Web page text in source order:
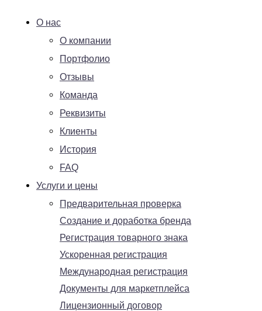
О нас
О компании
Портфолио
Отзывы
Команда
Реквизиты
Клиенты
История
FAQ
Услуги и цены
Предварительная проверка
Создание и доработка бренда
Регистрация товарного знака
Ускоренная регистрация
Международная регистрация
Документы для маркетплейса
Лицензионный договор